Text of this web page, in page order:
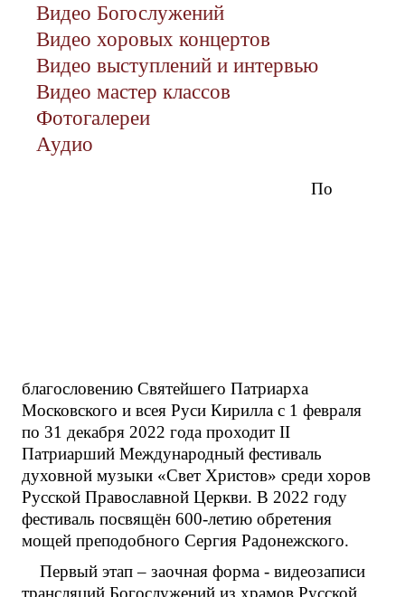
Видео Богослужений
Видео хоровых концертов
Видео выступлений и интервью
Видео мастер классов
Фотогалереи
Аудио
По
благословению Святейшего Патриарха
Московского и всея Руси Кирилла с 1 февраля
по 31 декабря 2022 года проходит II
Патриарший Международный фестиваль
духовной музыки «Свет Христов» среди хоров
Русской Православной Церкви. В 2022 году
фестиваль посвящён 600-летию обретения
мощей преподобного Сергия Радонежского.
Первый этап – заочная форма - видеозаписи
трансляций Богослужений из храмов Русской